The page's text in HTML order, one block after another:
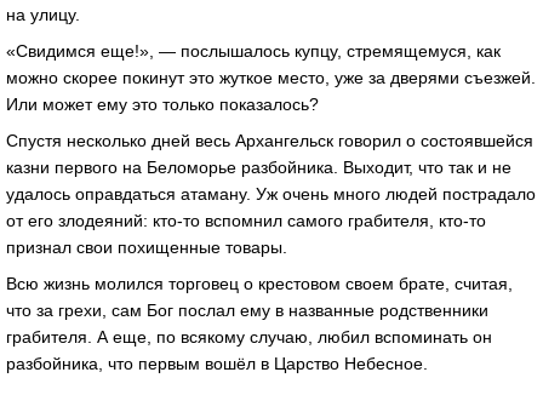
на улицу.
«Свидимся еще!», — послышалось купцу, стремящемуся, как
можно скорее покинут это жуткое место, уже за дверями съезжей.
Или может ему это только показалось?
Спустя несколько дней весь Архангельск говорил о состоявшейся
казни первого на Беломорье разбойника. Выходит, что так и не
удалось оправдаться атаману. Уж очень много людей пострадало
от его злодеяний: кто-то вспомнил самого грабителя, кто-то
признал свои похищенные товары.
Всю жизнь молился торговец о крестовом своем брате, считая,
что за грехи, сам Бог послал ему в названные родственники
грабителя. А еще, по всякому случаю, любил вспоминать он
разбойника, что первым вошёл в Царство Небесное.